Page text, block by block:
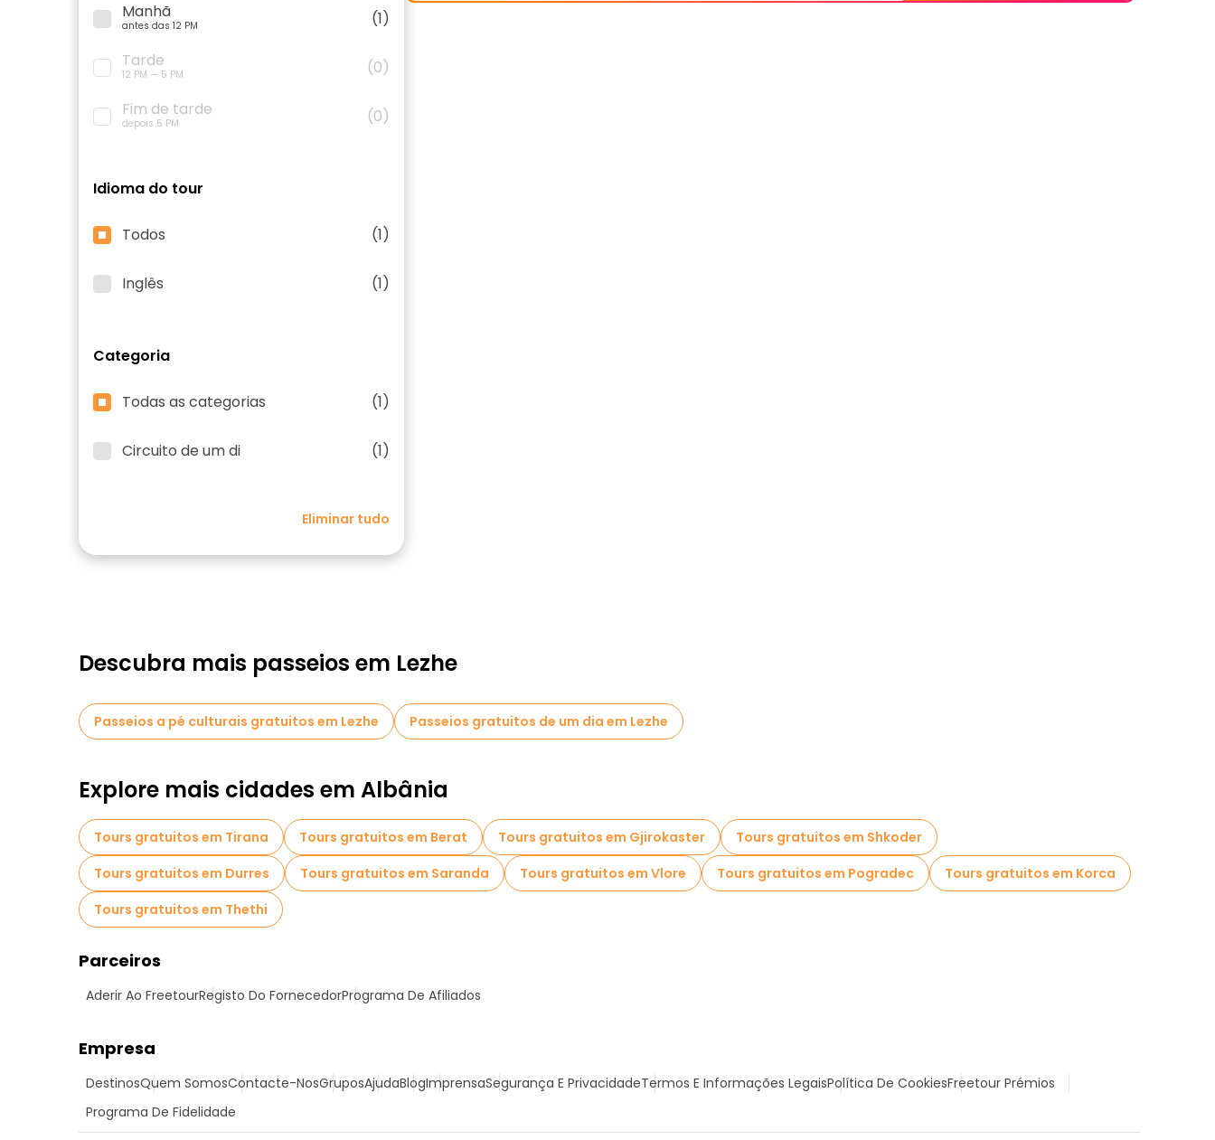
Manhã
antes das 12 PM
(1)
Tarde
12 PM — 5 PM
(0)
Fim de tarde
depois 5 PM (0)
Idioma do tour
Todos (1)
Inglês (1)
Categoria
Todas as categorias (1)
Circuito de um di (1)
Eliminar tudo
Descubra mais passeios em Lezhe
Passeios a pé culturais gratuitos em Lezhe Passeios gratuitos de um dia em Lezhe
Explore mais cidades em Albânia
Tours gratuitos em Tirana Tours gratuitos em Berat Tours gratuitos em Gjirokaster
Tours gratuitos em Shkoder
Tours gratuitos em Durres
Tours gratuitos em Saranda Tours gratuitos em Vlore Tours gratuitos em Pogradec
Tours gratuitos em Korca
Tours gratuitos em Thethi
Parceiros
Aderir Ao FreetourRegisto Do FornecedorPrograma De Afiliados
Empresa
DestinosQuem SomosContacte-NosGruposAjudaBlogImprensaSegurança E PrivacidadeTermos E Informações LegaisPolítica De CookiesFreetour Prémios
Programa De Fidelidade